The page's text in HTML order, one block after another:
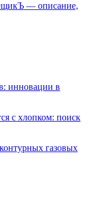
— описание,
инновации в
с хлопком: поиск
газовых